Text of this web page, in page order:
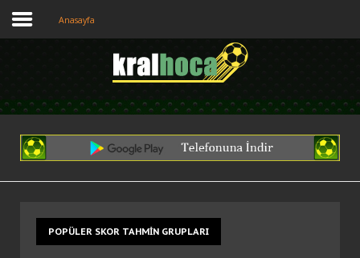
Anasayfa
Giriş
Anasayfa
POPÜLER SKOR TAHMIN GRUPLARI